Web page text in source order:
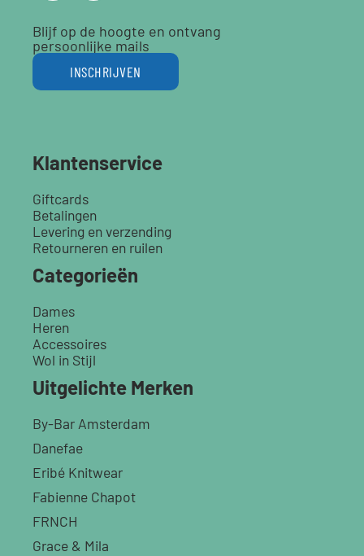
Blijf op de hoogte en ontvang
persoonlijke mails
INSCHRIJVEN
Klantenservice
Giftcards
Betalingen
Levering en verzending
Retourneren en ruilen
Categorieën
Dames
Heren
Accessoires
Wol in Stijl
Uitgelichte Merken
By-Bar Amsterdam
Danefae
Eribé Knitwear
Fabienne Chapot
FRNCH
Grace & Mila